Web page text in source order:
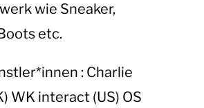
wie Sneaker,
etc.
: Charlie
WK interact (US) OS